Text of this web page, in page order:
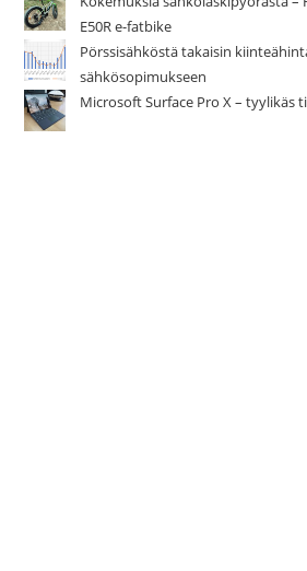
E50R e-fatbike
Pörssisähköstä takaisin
sähkösopimukseen
Microsoft Surface Pro X –